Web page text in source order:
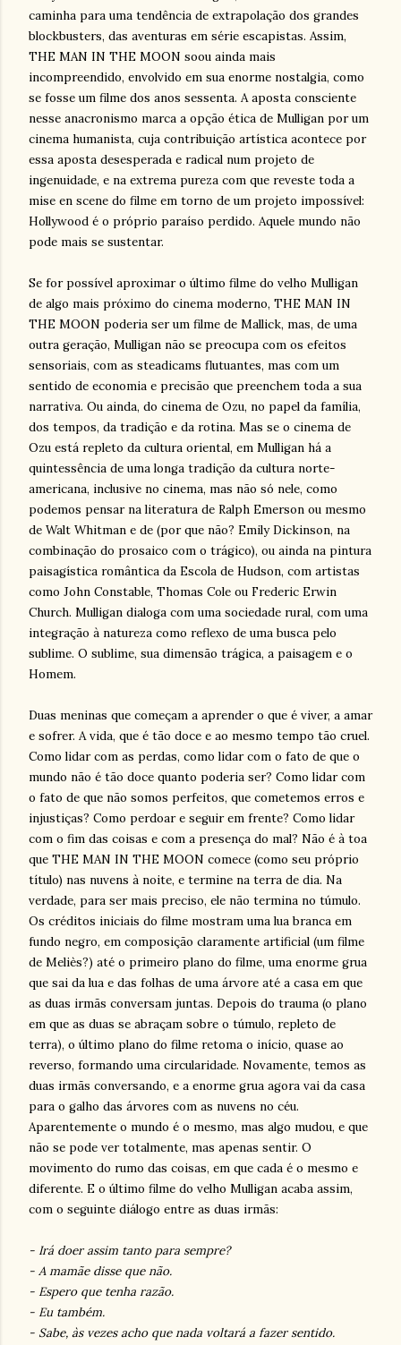
caminha para uma tendência de extrapolação dos grandes
blockbusters, das aventuras em série escapistas. Assim,
THE MAN IN THE MOON soou ainda mais
incompreendido, envolvido em sua enorme nostalgia, como
se fosse um filme dos anos sessenta. A aposta consciente
nesse anacronismo marca a opção ética de Mulligan por um
cinema humanista, cuja contribuição artística acontece por
essa aposta desesperada e radical num projeto de
ingenuidade, e na extrema pureza com que reveste toda a
mise en scene do filme em torno de um projeto impossível:
Hollywood é o próprio paraíso perdido. Aquele mundo não
pode mais se sustentar.
Se for possível aproximar o último filme do velho Mulligan
de algo mais próximo do cinema moderno, THE MAN IN
THE MOON poderia ser um filme de Mallick, mas, de uma
outra geração, Mulligan não se preocupa com os efeitos
sensoriais, com as steadicams flutuantes, mas com um
sentido de economia e precisão que preenchem toda a sua
narrativa. Ou ainda, do cinema de Ozu, no papel da família,
dos tempos, da tradição e da rotina. Mas se o cinema de
Ozu está repleto da cultura oriental, em Mulligan há a
quintessência de uma longa tradição da cultura norte-
americana, inclusive no cinema, mas não só nele, como
podemos pensar na literatura de Ralph Emerson ou mesmo
de Walt Whitman e de (por que não? Emily Dickinson, na
combinação do prosaico com o trágico), ou ainda na pintura
paisagística romântica da Escola de Hudson, com artistas
como John Constable, Thomas Cole ou Frederic Erwin
Church. Mulligan dialoga com uma sociedade rural, com uma
integração à natureza como reflexo de uma busca pelo
sublime. O sublime, sua dimensão trágica, a paisagem e o
Homem.
Duas meninas que começam a aprender o que é viver, a amar
e sofrer. A vida, que é tão doce e ao mesmo tempo tão cruel.
Como lidar com as perdas, como lidar com o fato de que o
mundo não é tão doce quanto poderia ser? Como lidar com
o fato de que não somos perfeitos, que cometemos erros e
injustiças? Como perdoar e seguir em frente? Como lidar
com o fim das coisas e com a presença do mal? Não é à toa
que THE MAN IN THE MOON comece (como seu próprio
título) nas nuvens à noite, e termine na terra de dia. Na
verdade, para ser mais preciso, ele não termina no túmulo.
Os créditos iniciais do filme mostram uma lua branca em
fundo negro, em composição claramente artificial (um filme
de Meliès?) até o primeiro plano do filme, uma enorme grua
que sai da lua e das folhas de uma árvore até a casa em que
as duas irmãs conversam juntas. Depois do trauma (o plano
em que as duas se abraçam sobre o túmulo, repleto de
terra), o último plano do filme retoma o início, quase ao
reverso, formando uma circularidade. Novamente, temos as
duas irmãs conversando, e a enorme grua agora vai da casa
para o galho das árvores com as nuvens no céu.
Aparentemente o mundo é o mesmo, mas algo mudou, e que
não se pode ver totalmente, mas apenas sentir. O
movimento do rumo das coisas, em que cada é o mesmo e
diferente. E o último filme do velho Mulligan acaba assim,
com o seguinte diálogo entre as duas irmãs:
- Irá doer assim tanto para sempre?
- A mamãe disse que não.
- Espero que tenha razão.
- Eu também.
- Sabe, às vezes acho que nada voltará a fazer sentido.